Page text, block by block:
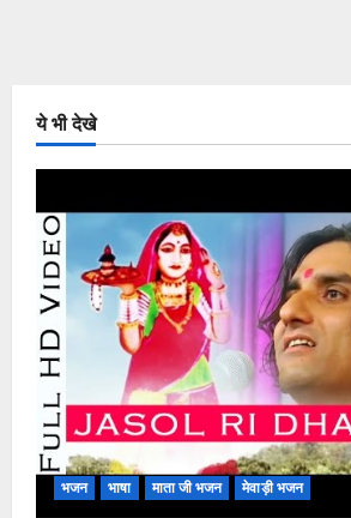
ये भी देखे
भजन भाषा माता जी भजन मेवाड़ी भजन